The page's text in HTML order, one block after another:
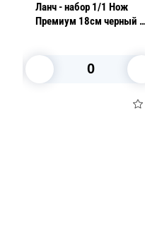
Ланч - набор 1/1 Нож
Премиум 18см черный в